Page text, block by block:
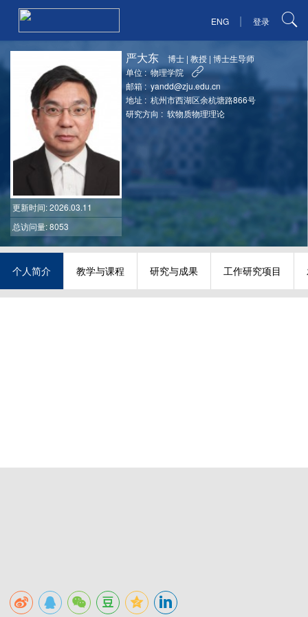
ENG | 登录
更新时间: 2026.03.11
总访问量: 8053
严大东 博士 |教授 |博士生导师
单位 : 物理学院
邮箱 : yandd@zju.edu.cn
地址 : 杭州市西湖区余杭塘路866号
研究方向 : 软物质物理理论
个人简介 教学与课程 研究与成果 工作研究项目